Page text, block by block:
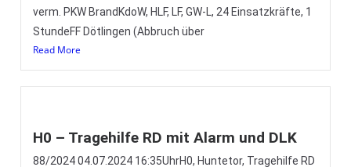
verm. PKW BrandKdoW, HLF, LF, GW-L, 24 Einsatzkräfte, 1
StundeFF Dötlingen (Abbruch über
Read More
H0 – Tragehilfe RD mit Alarm und DLK
88/2024 04.07.2024 16:35UhrH0, Huntetor, Tragehilfe RD